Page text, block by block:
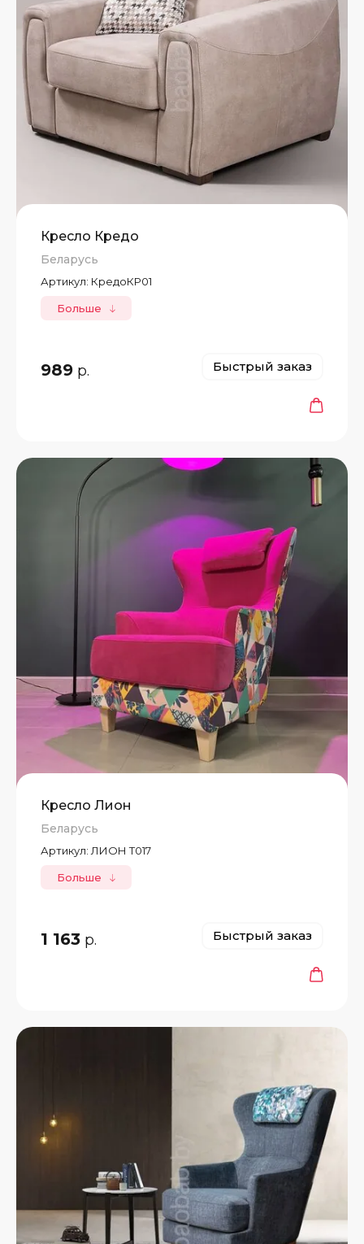
Кресло Кредо
Беларусь
Артикул: КредоКР01
Больше
989 р. Быстрый заказ
Кресло Лион
Беларусь
Артикул: ЛИОН Т017
Больше
1 163 р. Быстрый заказ